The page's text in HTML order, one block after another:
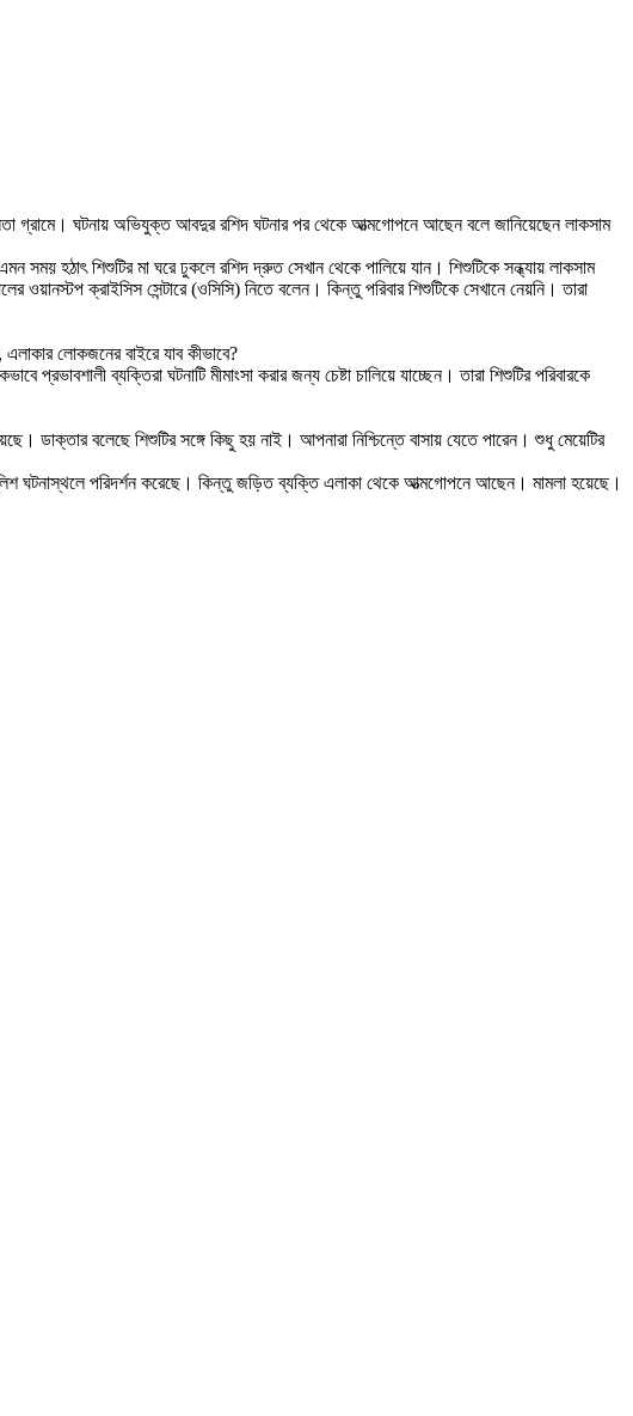
গ্রামে। ঘটনায় অভিযুক্ত আবদুর রশিদ ঘটনার পর থেকে আত্মগোপনে আছেন বলে জানিয়েছেন লাকসাম
সময় হঠাৎ শিশুটির মা ঘরে ঢুকলে রশিদ দ্রুত সেখান থেকে পালিয়ে যান। শিশুটিকে সন্ধ্যায় লাকসাম
ওয়ানস্টপ ক্রাইসিস সেন্টারে (ওসিসি) নিতে বলেন। কিন্তু পরিবার শিশুটিকে সেখানে নেয়নি। তারা
লোকজনের বাইরে যাব কীভাবে?
ব্যক্তিরা ঘটনাটি মীমাংসা করার জন্য চেষ্টা চালিয়ে যাচ্ছেন। তারা শিশুটির পরিবারকে
ডাক্তার বলেছে শিশুটির সঙ্গে কিছু হয় নাই। আপনারা নিশ্চিন্তে বাসায় যেতে পারেন। শুধু মেয়েটির
পুলিশ ঘটনাস্থলে পরিদর্শন করেছে। কিন্তু জড়িত ব্যক্তি এলাকা থেকে আত্মগোপনে আছেন। মামলা হয়েছে।